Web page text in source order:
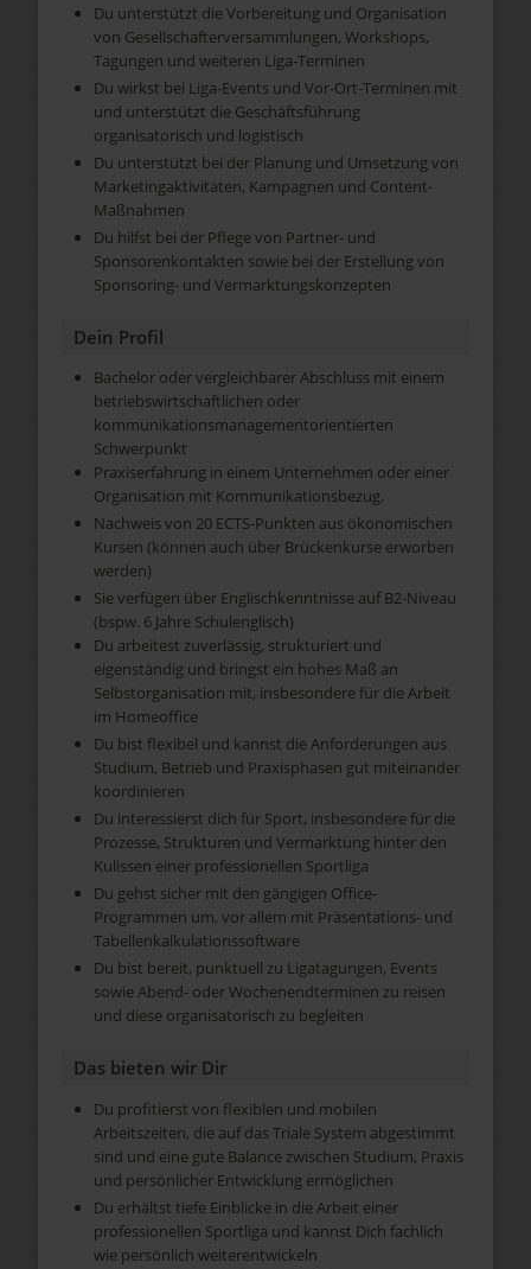
Du unterstützt die Vorbereitung und Organisation
von Gesellschafterversammlungen, Workshops,
Tagungen und weiteren Liga-Terminen
Du wirkst bei Liga-Events und Vor-Ort-Terminen mit
und unterstützt die Geschäftsführung
organisatorisch und logistisch
Du unterstützt bei der Planung und Umsetzung von
Marketingaktivitäten, Kampagnen und Content-
Maßnahmen
Du hilfst bei der Pflege von Partner- und
Sponsorenkontakten sowie bei der Erstellung von
Sponsoring- und Vermarktungskonzepten
Dein Profil
Bachelor oder vergleichbarer Abschluss mit einem
betriebswirtschaftlichen oder
kommunikationsmanagementorientierten
Schwerpunkt
Praxiserfahrung in einem Unternehmen oder einer
Organisation mit Kommunikationsbezug.
Nachweis von 20 ECTS-Punkten aus ökonomischen
Kursen (können auch über Brückenkurse erworben
werden)
Sie verfügen über Englischkenntnisse auf B2-Niveau
(bspw. 6 Jahre Schulenglisch)
Du arbeitest zuverlässig, strukturiert und
eigenständig und bringst ein hohes Maß an
Selbstorganisation mit, insbesondere für die Arbeit
im Homeoffice
Du bist flexibel und kannst die Anforderungen aus
Studium, Betrieb und Praxisphasen gut miteinander
koordinieren
Du interessierst dich für Sport, insbesondere für die
Prozesse, Strukturen und Vermarktung hinter den
Kulissen einer professionellen Sportliga
Du gehst sicher mit den gängigen Office-
Programmen um, vor allem mit Präsentations- und
Tabellenkalkulationssoftware
Du bist bereit, punktuell zu Ligatagungen, Events
sowie Abend- oder Wochenendterminen zu reisen
und diese organisatorisch zu begleiten
Das bieten wir Dir
Du profitierst von flexiblen und mobilen
Arbeitszeiten, die auf das Triale System abgestimmt
sind und eine gute Balance zwischen Studium, Praxis
und persönlicher Entwicklung ermöglichen
Du erhältst tiefe Einblicke in die Arbeit einer
professionellen Sportliga und kannst Dich fachlich
wie persönlich weiterentwickeln